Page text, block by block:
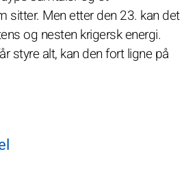
sitter. Men etter den 23. kan det
og nesten krigersk energi.
styre alt, kan den fort ligne på